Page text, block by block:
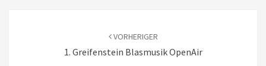
VORHERIGER
1. Greifenstein Blasmusik OpenAir